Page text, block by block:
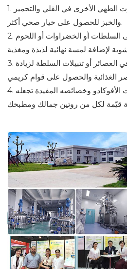
1. استبدل زيت الأفوكادو بزيوت الطهي الأخرى في القلي والتحمير
والخبز للحصول على خيار صحي أكثر.
2. رشي زيت الأفوكادو على السلطات أو الخضراوات أو اللحوم
3. امزج زيت الأفوكادو في العصائر أو تتبيلات السلطة لزيادة
4. إن تعدد استخدامات زيت الأفوكادو وخصائصه المفيدة تجعله